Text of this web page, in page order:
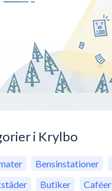
i Krylbo
Bensinstationer
Butiker
Caféer